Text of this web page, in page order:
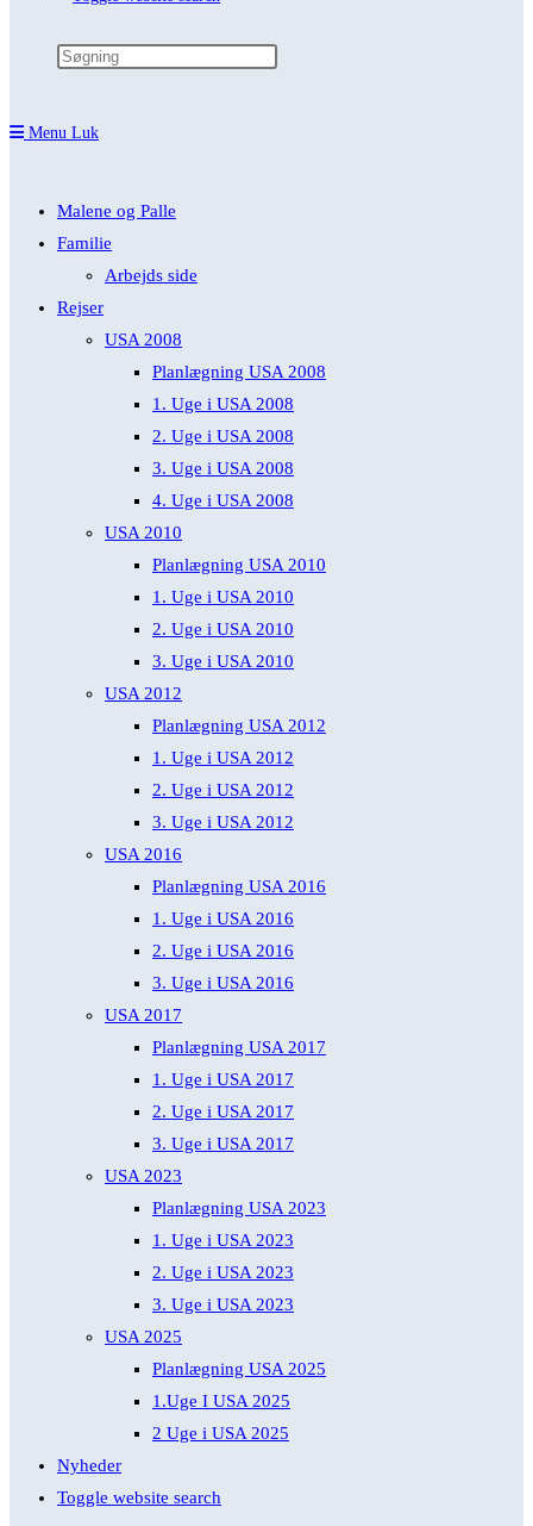
Menu Luk
Malene og Palle
Familie
Arbejds side
Rejser
USA 2008
Planlægning USA 2008
1. Uge i USA 2008
2. Uge i USA 2008
3. Uge i USA 2008
4. Uge i USA 2008
USA 2010
Planlægning USA 2010
1. Uge i USA 2010
2. Uge i USA 2010
3. Uge i USA 2010
USA 2012
Planlægning USA 2012
1. Uge i USA 2012
2. Uge i USA 2012
3. Uge i USA 2012
USA 2016
Planlægning USA 2016
1. Uge i USA 2016
2. Uge i USA 2016
3. Uge i USA 2016
USA 2017
Planlægning USA 2017
1. Uge i USA 2017
2. Uge i USA 2017
3. Uge i USA 2017
USA 2023
Planlægning USA 2023
1. Uge i USA 2023
2. Uge i USA 2023
3. Uge i USA 2023
USA 2025
Planlægning USA 2025
1.Uge I USA 2025
2 Uge i USA 2025
Nyheder
Toggle website search